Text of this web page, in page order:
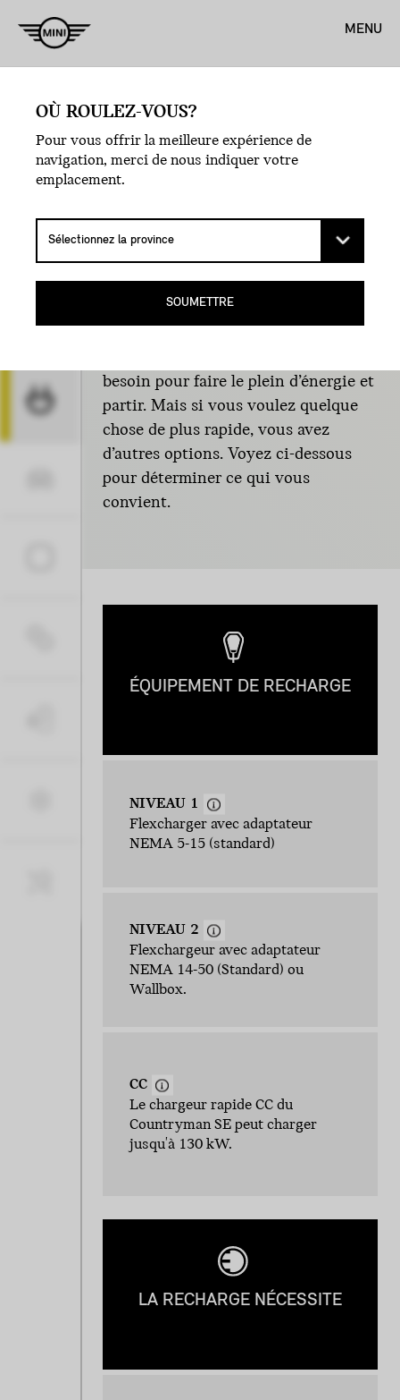
MENU
COMMENT DOIS-JE
RECHARGER
MA MINI
COUNTRYMAN TOUT
ÉLECTRIQUE?
besoin pour faire le plein d’énergie et
partir. Mais si vous voulez quelque
chose de plus rapide, vous avez
d’autres options. Voyez ci-dessous
pour déterminer ce qui vous
convient.
ÉQUIPEMENT DE RECHARGE
NIVEAU 1
Flexcharger avec adaptateur
NEMA 5-15 (standard)
NIVEAU 2
Flexchargeur avec adaptateur
NEMA 14-50 (Standard) ou
Wallbox.
CC
Le chargeur rapide CC du
Countryman SE peut charger
jusqu'à 130 kW.
LA RECHARGE NÉCESSITE
OÙ ROULEZ-VOUS?
Pour vous offrir la meilleure expérience de
navigation, merci de nous indiquer votre
emplacement.
SOUMETTRE